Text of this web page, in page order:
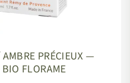
PRÉCIEUX —
FLORAME